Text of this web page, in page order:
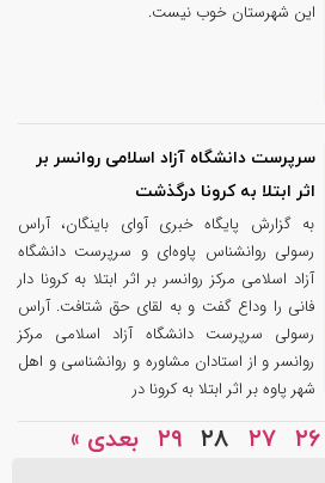
این شهرستان خوب نیست.
سرپرست دانشگاه آزاد اسلامی روانسر بر
اثر ابتلا به کرونا درگذشت
به گزارش پایگاه خبری آوای باینگان، آراس
رسولی روانشناس پاوه‌ای و سرپرست دانشگاه
آزاد اسلامی مرکز روانسر بر اثر ابتلا به کرونا دار
فانی را وداع گفت و به لقای حق شتافت. آراس
رسولی سرپرست دانشگاه آزاد اسلامی مرکز
روانسر و از استادان مشاوره و روانشناسی و اهل
شهر پاوه بر اثر ابتلا به کرونا در
۲۶ ۲۷ ۲۸ ۲۹ بعدی »